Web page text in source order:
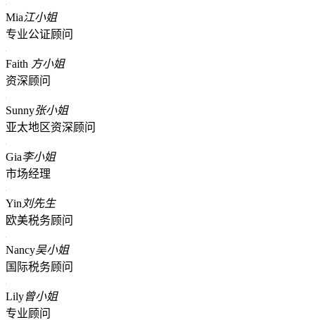
Mia江小姐
专业公证顾问
Faith 方小姐
资深顾问
Sunny张小姐
亚太地区资深顾问
Gia李小姐
市场经理
Yin 刘先生
欧美税务顾问
Nancy吴小姐
国际税务顾问
Lily曾小姐
专业顾问